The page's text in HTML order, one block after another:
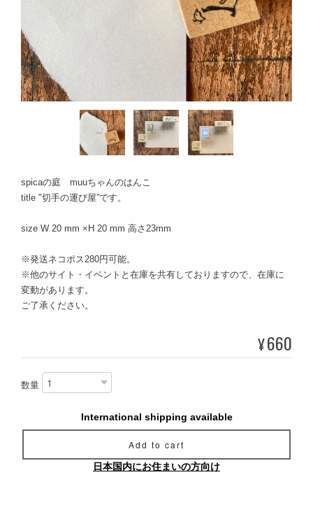
spicaの庭 muuちゃんのはんこ
title "切手の運び屋”です。
size W 20 mm ×H 20 mm 高さ23mm
※発送ネコポス280円可能。
※他のサイト・イベントと在庫を共有しておりますので、在庫に
変動があります。
ご了承ください。
¥660
数量
International shipping available
Add to cart
日本国内にお住まいの方向け